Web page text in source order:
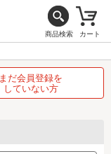
商品検索 カート
まだ会員登録を
していない方